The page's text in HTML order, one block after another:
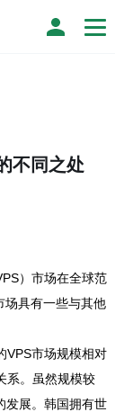
不同之处
）市场在全球范
场具有一些与其他
VPS市场规模相对
系。虽然规模较
发展。韩国拥有世